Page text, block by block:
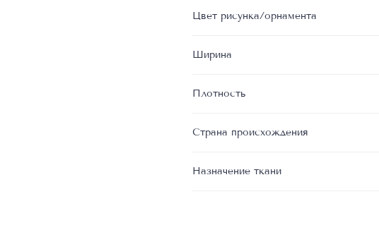
Цвет рисунка/орнамента
Ширина
Плотность
Страна происхождения
Назначение ткани